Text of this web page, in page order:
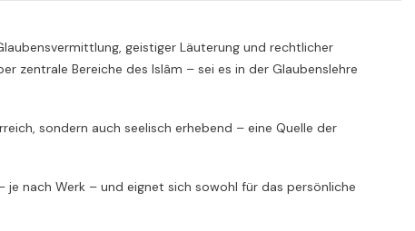
geistiger Läuterung und rechtlicher
zentrale Bereiche des Islâm – sei es in der Glaubenslehre
sondern auch seelisch erhebend – eine Quelle der
je nach Werk – und eignet sich sowohl für das persönliche